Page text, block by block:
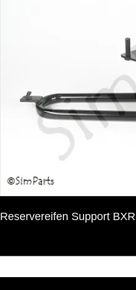
Reservereifen Support